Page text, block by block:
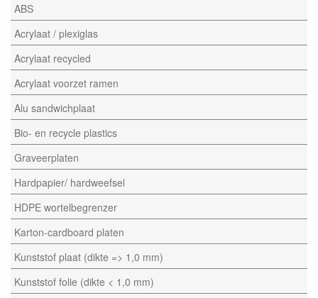
ABS
Acrylaat / plexiglas
Acrylaat recycled
Acrylaat voorzet ramen
Alu sandwichplaat
Bio- en recycle plastics
Graveerplaten
Hardpapier/ hardweefsel
HDPE wortelbegrenzer
Karton-cardboard platen
Kunststof plaat (dikte => 1,0 mm)
Kunststof folie (dikte < 1,0 mm)